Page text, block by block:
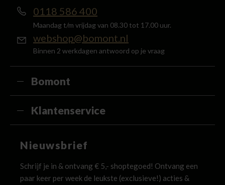
0118 586 400
Maandag t/m vrijdag van 08.30 tot 17.00 uur.
webshop@bomont.nl
Binnen 2 werkdagen antwoord op je vraag
Bomont
Klantenservice
Nieuwsbrief
Schrijf je in & ontvang € 5,- shoptegoed! Ontvang een
paar keer per week de leukste (exclusieve!) acties &